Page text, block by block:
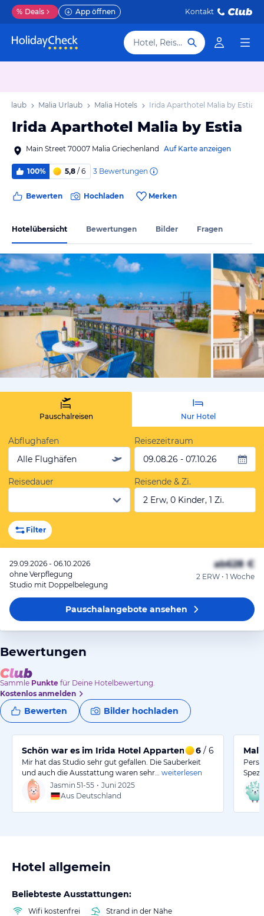
% Deals App öffnen Kontakt
Hotel, Reiseziel
Urlaub Malia Urlaub Malia Hotels Irida Aparthotel Malia by Estia
Irida Aparthotel Malia by Estia
Main Street 70007 Malia Griechenland Auf Karte anzeigen
100% 5,8 / 6 3 Bewertungen
Bewerten Hochladen Merken
Hotelübersicht Bewertungen Bilder Fragen
vom
Pauschalreisen Nur Hotel
Abflughafen
Alle Flughäfen
Reisezeitraum
09.08.26 - 07.10.26
Reisedauer
Reisende & Zi.
2 Erw, 0 Kinder, 1 Zi.
Filter
29.09.2026 - 06.10.2026
ohne Verpflegung
Studio mit Doppelbelegung
ab628 €
2 ERW • 1 Woche
Pauschalangeboteansehen
Bewertungen
Sammle Punkte für Deine Hotelbewertung.
Kostenlos anmelden
Bewerten Bilder hochladen
Schön war es im Irida Hotel Appartements
6 / 6
Mir hat das Studio sehr gut gefallen. Die Sauberkeit
und auch die Ausstattung waren sehr…
weiterlesen
Jasmin 51-55 • Juni 2025
Aus Deutschland
Hotel allgemein
Beliebteste Ausstattungen:
Wifi kostenfrei
Strand in der Nähe